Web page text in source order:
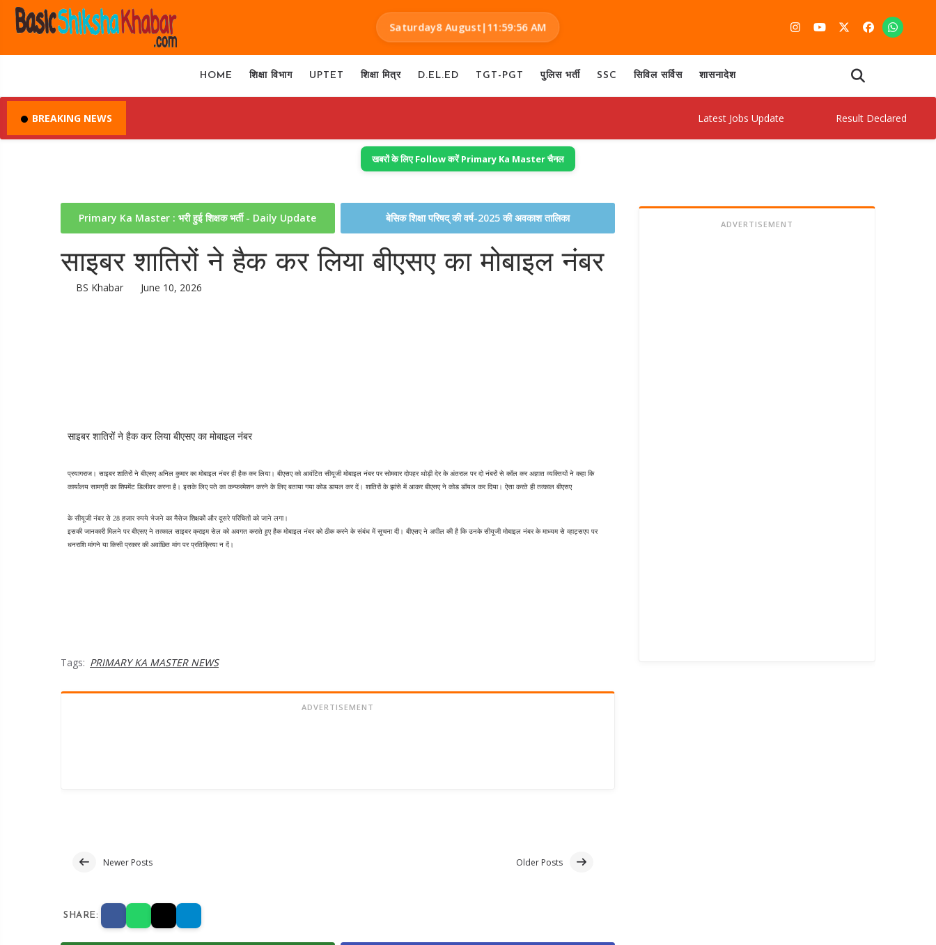
Saturday8 August|11:59:57 AM
HOME शिक्षा विभाग UPTET शिक्षा मित्र D.EL.ED TGT-PGT पुलिस भर्ती SSC सिविल सर्विस शासनादेश
BREAKING NEWS Latest Jobs Update Result Declared
खबरों के लिए Follow करें Primary Ka Master चैनल
Primary Ka Master : भरी हुई शिक्षक भर्ती - Daily Update बेसिक शिक्षा परिषद् की वर्ष-2025 की अवकाश तालिका
साइबर शातिरों ने हैक कर लिया बीएसए का मोबाइल नंबर
BS Khabar June 10, 2026
साइबर शातिरों ने हैक कर लिया बीएसए का मोबाइल नंबर
प्रयागराज। साइबर शातिरों ने बीएसए अनिल कुमार का मोबाइल नंबर ही हैक कर लिया। बीएसए को आवंटित सीयूजी मोबाइल नंबर पर सोमवार दोपहर थोड़ी देर के अंतराल पर दो नंबरों से कॉल कर अज्ञात व्यक्तियों ने कहा कि
कार्यालय सामग्री का शिपमेंट डिलीवर करना है। इसके लिए पते का कन्फरमेशन करने के लिए बताया गया कोड डायल कर दें। शातिरों के झांसे में आकर बीएसए ने कोड डॉयल कर दिया। ऐसा करते ही तत्काल बीएसए
के सीयूजी नंबर से 28 हजार रुपये भेजने का मैसेज शिक्षकों और दूसरे परिचितों को जाने लगा।
इसकी जानकारी मिलने पर बीएसए ने तत्काल साइबर क्राइम सेल को अवगत कराते हुए हैक मोबाइल नंबर को ठीक करने के संबंध में सूचना दी। बीएसए ने अपील की है कि उनके सीयूजी मोबाइल नंबर के माध्यम से व्हाट्सएप पर
धनराशि मांगने या किसी प्रकार की अवांछित मांग पर प्रतिक्रिया न दें।
Tags: PRIMARY KA MASTER NEWS
ADVERTISEMENT
Newer Posts Older Posts
SHARE:
ADVERTISEMENT